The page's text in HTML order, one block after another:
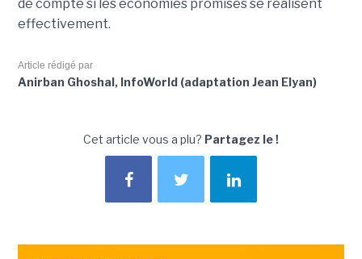
de compte si les économies promises se réalisent
effectivement.
Article rédigé par
Anirban Ghoshal, InfoWorld (adaptation Jean Elyan)
Cet article vous a plu? Partagez le !